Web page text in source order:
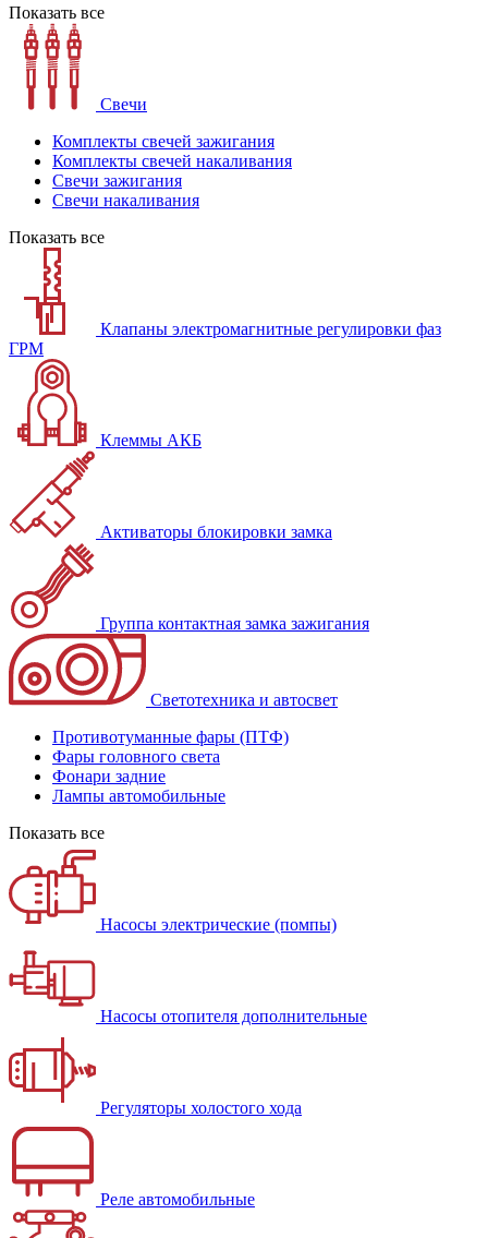
Показать все
Свечи
Комплекты свечей зажигания
Комплекты свечей накаливания
Свечи зажигания
Свечи накаливания
Показать все
Клапаны электромагнитные регулировки фаз
ГРМ
Клеммы АКБ
Активаторы блокировки замка
Группа контактная замка зажигания
Светотехника и автосвет
Противотуманные фары (ПТФ)
Фары головного света
Фонари задние
Лампы автомобильные
Показать все
Насосы электрические (помпы)
Насосы отопителя дополнительные
Регуляторы холостого хода
Реле автомобильные